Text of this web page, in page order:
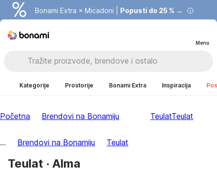
Bonami Extra × Micadoni | Popusti do 25 % →
Menu
Kategorije Prostorije Bonami Extra Inspiracija
Početna Brendovi na Bonamiju TeulatTeulat
... Brendovi na Bonamiju Teulat
Teulat · Alma